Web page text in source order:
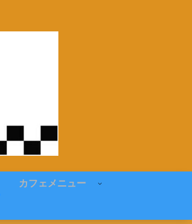
カフェメニュー